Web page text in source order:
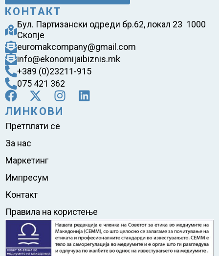
КОНТАКТ
Бул. Партизански одреди бр.62, локал 23 1000
Скопје
euromakcompany@gmail.com
info@ekonomijaibiznis.mk
+389 (0)23211-915
075 421 362
ЛИНКОВИ
Претплати се
За нас
Маркетинг
Импресум
Контакт
Правила на користење